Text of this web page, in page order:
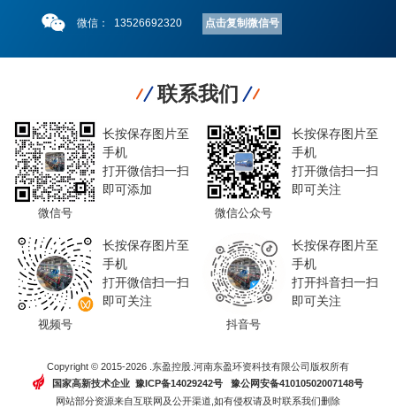
微信： 13526692320 点击复制微信号
联系我们
微信号
长按保存图片至
手机
打开微信扫一扫
即可添加
微信公众号
长按保存图片至
手机
打开微信扫一扫
即可关注
视频号
长按保存图片至
手机
打开微信扫一扫
即可关注
抖音号
长按保存图片至
手机
打开抖音扫一扫
即可关注
Copyright © 2015-2026 .东盈控股.河南东盈环资科技有限公司版权所有
国家高新技术企业 豫ICP备14029242号豫公网安备41010502007148号
网站部分资源来自互联网及公开渠道,如有侵权请及时联系我们删除